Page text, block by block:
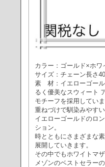
カラー：ゴールド×ホワ
サイズ：チェーン長さ
素 材：イエローゴー
るく優美なスウィート
モチーフを採用していま
重ねづけで馴染みやす
イエローゴールドのロ
ション。
時とともにさまざまな
展開していきます。
その中でもホワイトマ
メゾンのベストセラーの